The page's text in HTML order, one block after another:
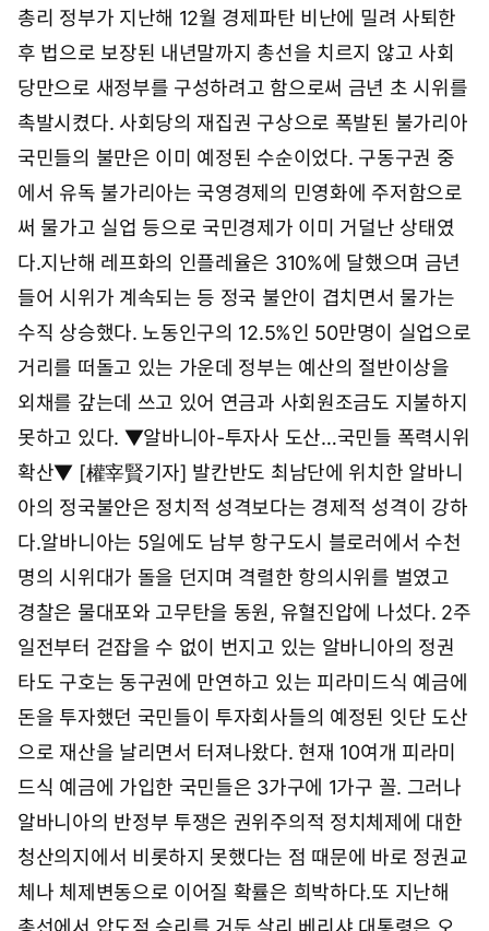
총리 정부가 지난해 12월 경제파탄 비난에 밀려 사퇴한
후 법으로 보장된 내년말까지 총선을 치르지 않고 사회
당만으로 새정부를 구성하려고 함으로써 금년 초 시위를
촉발시켰다. 사회당의 재집권 구상으로 폭발된 불가리아
국민들의 불만은 이미 예정된 수순이었다. 구동구권 중
에서 유독 불가리아는 국영경제의 민영화에 주저함으로
써 물가고 실업 등으로 국민경제가 이미 거덜난 상태였
다.지난해 레프화의 인플레율은 310%에 달했으며 금년
들어 시위가 계속되는 등 정국 불안이 겹치면서 물가는
수직 상승했다. 노동인구의 12.5%인 50만명이 실업으로
거리를 떠돌고 있는 가운데 정부는 예산의 절반이상을
외채를 갚는데 쓰고 있어 연금과 사회원조금도 지불하지
못하고 있다. ▼알바니아-투자사 도산…국민들 폭력시위
확산▼ [權宰賢기자] 발칸반도 최남단에 위치한 알바니
아의 정국불안은 정치적 성격보다는 경제적 성격이 강하
다.알바니아는 5일에도 남부 항구도시 블로러에서 수천
명의 시위대가 돌을 던지며 격렬한 항의시위를 벌였고
경찰은 물대포와 고무탄을 동원, 유혈진압에 나섰다. 2주
일전부터 걷잡을 수 없이 번지고 있는 알바니아의 정권
타도 구호는 동구권에 만연하고 있는 피라미드식 예금에
돈을 투자했던 국민들이 투자회사들의 예정된 잇단 도산
으로 재산을 날리면서 터져나왔다. 현재 10여개 피라미
드식 예금에 가입한 국민들은 3가구에 1가구 꼴. 그러나
알바니아의 반정부 투쟁은 권위주의적 정치체제에 대한
청산의지에서 비롯하지 못했다는 점 때문에 바로 정권교
체나 체제변동으로 이어질 확률은 희박하다.또 지난해